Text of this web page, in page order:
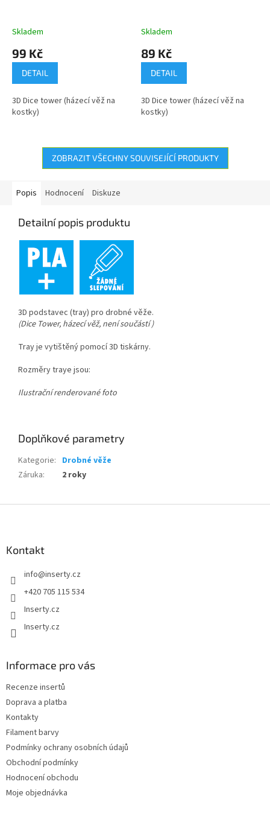
Skladem
99 Kč
DETAIL
3D Dice tower (házecí věž na
kostky)
Skladem
89 Kč
DETAIL
3D Dice tower (házecí věž na
kostky)
ZOBRAZIT VŠECHNY SOUVISEJÍCÍ PRODUKTY
Popis Hodnocení Diskuze
Detailní popis produktu
3D podstavec (tray) pro drobné věže.
(Dice Tower, házecí věž, není součástí )
Tray je vytištěný pomocí 3D tiskárny.
Rozměry traye jsou:
Ilustrační renderované foto
Doplňkové parametry
Kategorie: Drobné věže
Záruka: 2 roky
Kontakt
info@inserty.cz
+420 705 115 534
Inserty.cz
Inserty.cz
Informace pro vás
Recenze insertů
Doprava a platba
Kontakty
Filament barvy
Podmínky ochrany osobních údajů
Obchodní podmínky
Hodnocení obchodu
Moje objednávka